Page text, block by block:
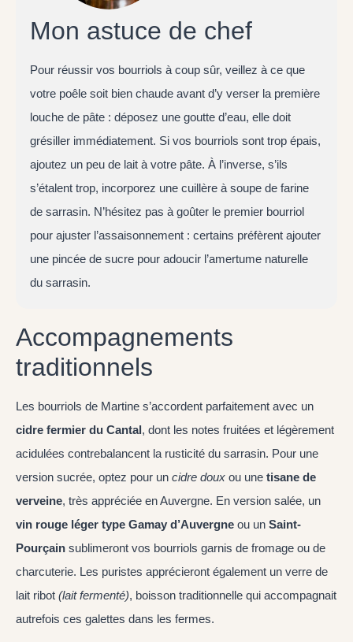
Mon astuce de chef
Pour réussir vos bourriols à coup sûr, veillez à ce que
votre poêle soit bien chaude avant d’y verser la première
louche de pâte : déposez une goutte d’eau, elle doit
grésiller immédiatement. Si vos bourriols sont trop épais,
ajoutez un peu de lait à votre pâte. À l’inverse, s’ils
s’étalent trop, incorporez une cuillère à soupe de farine
de sarrasin. N’hésitez pas à goûter le premier bourriol
pour ajuster l’assaisonnement : certains préfèrent ajouter
une pincée de sucre pour adoucir l’amertume naturelle
du sarrasin.
Accompagnements
traditionnels
Les bourriols de Martine s’accordent parfaitement avec un
cidre fermier du Cantal, dont les notes fruitées et légèrement
acidulées contrebalancent la rusticité du sarrasin. Pour une
version sucrée, optez pour un cidre doux ou une tisane de
verveine, très appréciée en Auvergne. En version salée, un
vin rouge léger type Gamay d’Auvergne ou un Saint-
Pourçain sublimeront vos bourriols garnis de fromage ou de
charcuterie. Les puristes apprécieront également un verre de
lait ribot (lait fermenté), boisson traditionnelle qui accompagnait
autrefois ces galettes dans les fermes.